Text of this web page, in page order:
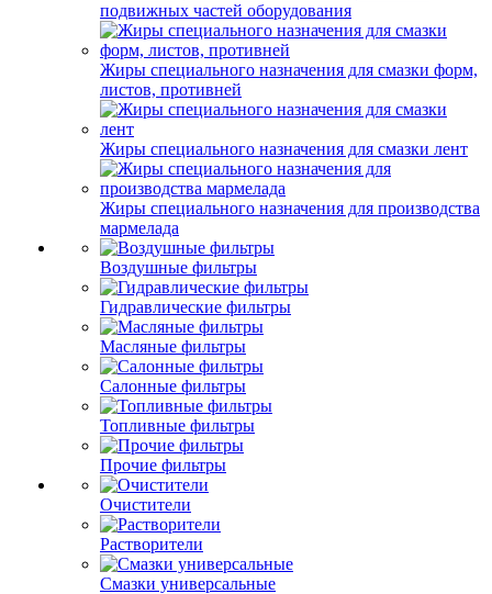
подвижных частей оборудования
Жиры специального назначения для смазки форм,
листов, противней
Жиры специального назначения для смазки лент
Жиры специального назначения для производства
мармелада
Воздушные фильтры
Гидравлические фильтры
Масляные фильтры
Салонные фильтры
Топливные фильтры
Прочие фильтры
Очистители
Растворители
Смазки универсальные